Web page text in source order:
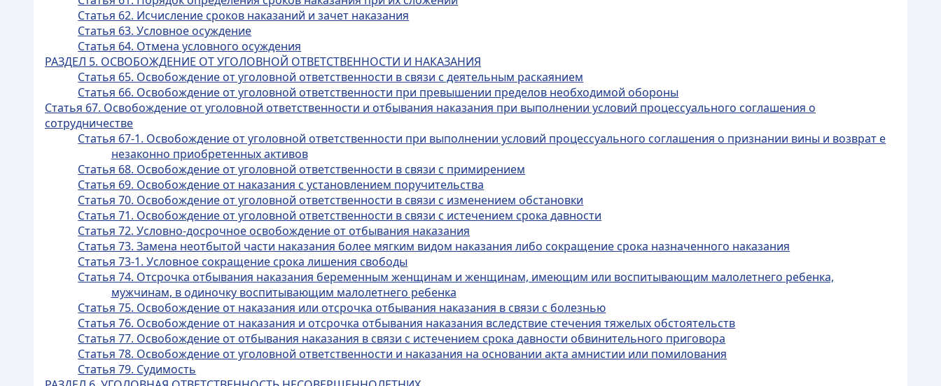
Статья 62. Исчисление сроков наказаний и зачет наказания
Статья 63. Условное осуждение
Статья 64. Отмена условного осуждения
РАЗДЕЛ 5. ОСВОБОЖДЕНИЕ ОТ УГОЛОВНОЙ ОТВЕТСТВЕННОСТИ И НАКАЗАНИЯ
Статья 65. Освобождение от уголовной ответственности в связи с деятельным раскаянием
Статья 66. Освобождение от уголовной ответственности при превышении пределов необходимой обороны
Статья 67. Освобождение от уголовной ответственности и отбывания наказания при выполнении условий процессуального соглашения о
сотрудничестве
Статья 67-1. Освобождение от уголовной ответственности при выполнении условий процессуального соглашения о признании вины и возврат е
незаконно приобретенных активов
Статья 68. Освобождение от уголовной ответственности в связи с примирением
Статья 69. Освобождение от наказания с установлением поручительства
Статья 70. Освобождение от уголовной ответственности в связи с изменением обстановки
Статья 71. Освобождение от уголовной ответственности в связи с истечением срока давности
Статья 72. Условно-досрочное освобождение от отбывания наказания
Статья 73. Замена неотбытой части наказания более мягким видом наказания либо сокращение срока назначенного наказания
Статья 73-1. Условное сокращение срока лишения свободы
Статья 74. Отсрочка отбывания наказания беременным женщинам и женщинам, имеющим или воспитывающим малолетнего ребенка,
мужчинам, в одиночку воспитывающим малолетнего ребенка
Статья 75. Освобождение от наказания или отсрочка отбывания наказания в связи с болезнью
Статья 76. Освобождение от наказания и отсрочка отбывания наказания вследствие стечения тяжелых обстоятельств
Статья 77. Освобождение от отбывания наказания в связи с истечением срока давности обвинительного приговора
Статья 78. Освобождение от уголовной ответственности и наказания на основании акта амнистии или помилования
Статья 79. Судимость